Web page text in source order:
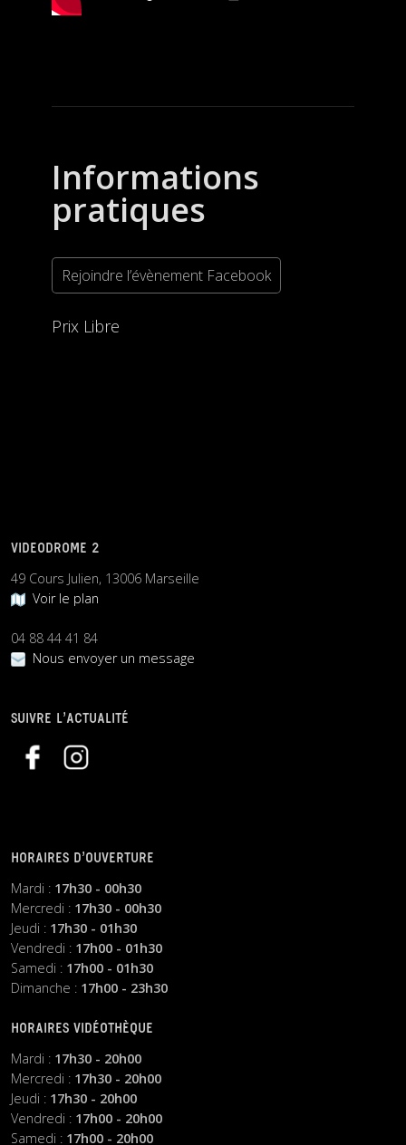
Informations
pratiques
Rejoindre l’évènement Facebook
Prix Libre
VIDEODROME 2
49 Cours Julien, 13006 Marseille
Voir le plan
04 88 44 41 84
Nous envoyer un message
SUIVRE L’ACTUALITÉ
HORAIRES D’OUVERTURE
Mardi : 17h30 - 00h30
Mercredi : 17h30 - 00h30
Jeudi : 17h30 - 01h30
Vendredi : 17h00 - 01h30
Samedi : 17h00 - 01h30
Dimanche : 17h00 - 23h30
HORAIRES VIDÉOTHÈQUE
Mardi : 17h30 - 20h00
Mercredi : 17h30 - 20h00
Jeudi : 17h30 - 20h00
Vendredi : 17h00 - 20h00
Samedi : 17h00 - 20h00